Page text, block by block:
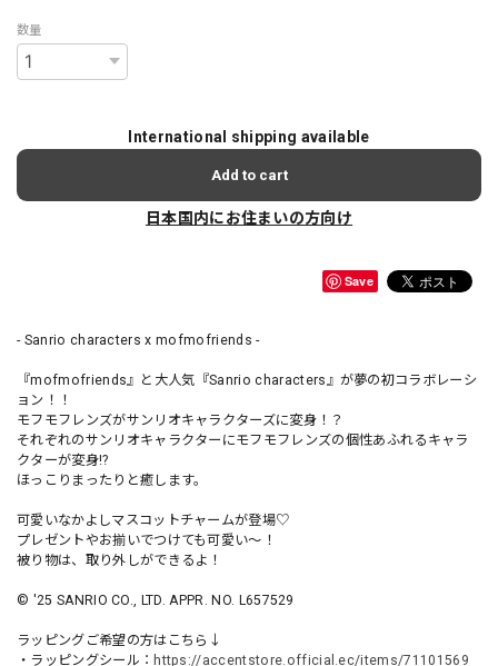
数量
International shipping available
Add to cart
日本国内にお住まいの方向け
Save
- Sanrio characters x mofmofriends -
『mofmofriends』と大人気『Sanrio characters』が夢の初コラボレーシ
ョン！！
モフモフレンズがサンリオキャラクターズに変身！？
それぞれのサンリオキャラクターにモフモフレンズの個性あふれるキャラ
クターが変身!?
ほっこりまったりと癒します。
可愛いなかよしマスコットチャームが登場♡
プレゼントやお揃いでつけても可愛い～！
被り物は、取り外しができるよ！
© '25 SANRIO CO., LTD. APPR. NO. L657529
ラッピングご希望の方はこちら↓
・ラッピングシール： https://accentstore.official.ec/items/71101569